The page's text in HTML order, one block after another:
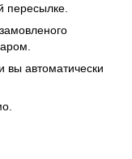
пересылке.
вы автоматически